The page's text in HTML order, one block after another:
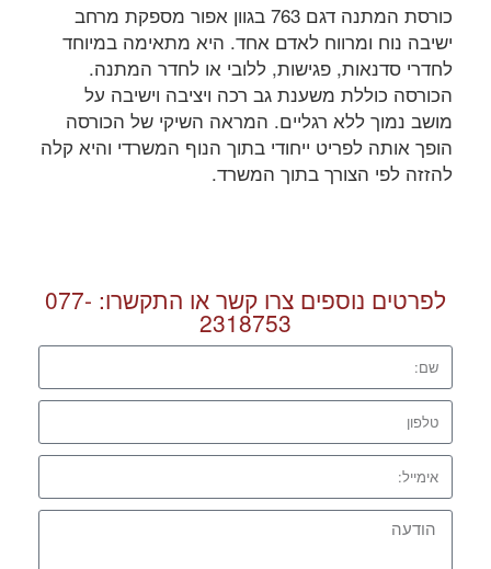
כורסת המתנה דגם 763 בגוון אפור מספקת מרחב
ישיבה נוח ומרווח לאדם אחד. היא מתאימה במיוחד
לחדרי סדנאות, פגישות, ללובי או לחדר המתנה.
הכורסה כוללת משענת גב רכה ויציבה וישיבה על
מושב נמוך ללא רגליים. המראה השיקי של הכורסה
הופך אותה לפריט ייחודי בתוך הנוף המשרדי והיא קלה
להזזה לפי הצורך בתוך המשרד.
לפרטים נוספים צרו קשר או התקשרו: 077-
2318753